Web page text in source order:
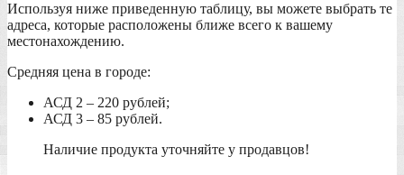
Используя ниже приведенную таблицу, вы можете выбрать те
адреса, которые расположены ближе всего к вашему
местонахождению.
Средняя цена в городе:
АСД 2 – 220 рублей;
АСД 3 – 85 рублей.
Наличие продукта уточняйте у продавцов!